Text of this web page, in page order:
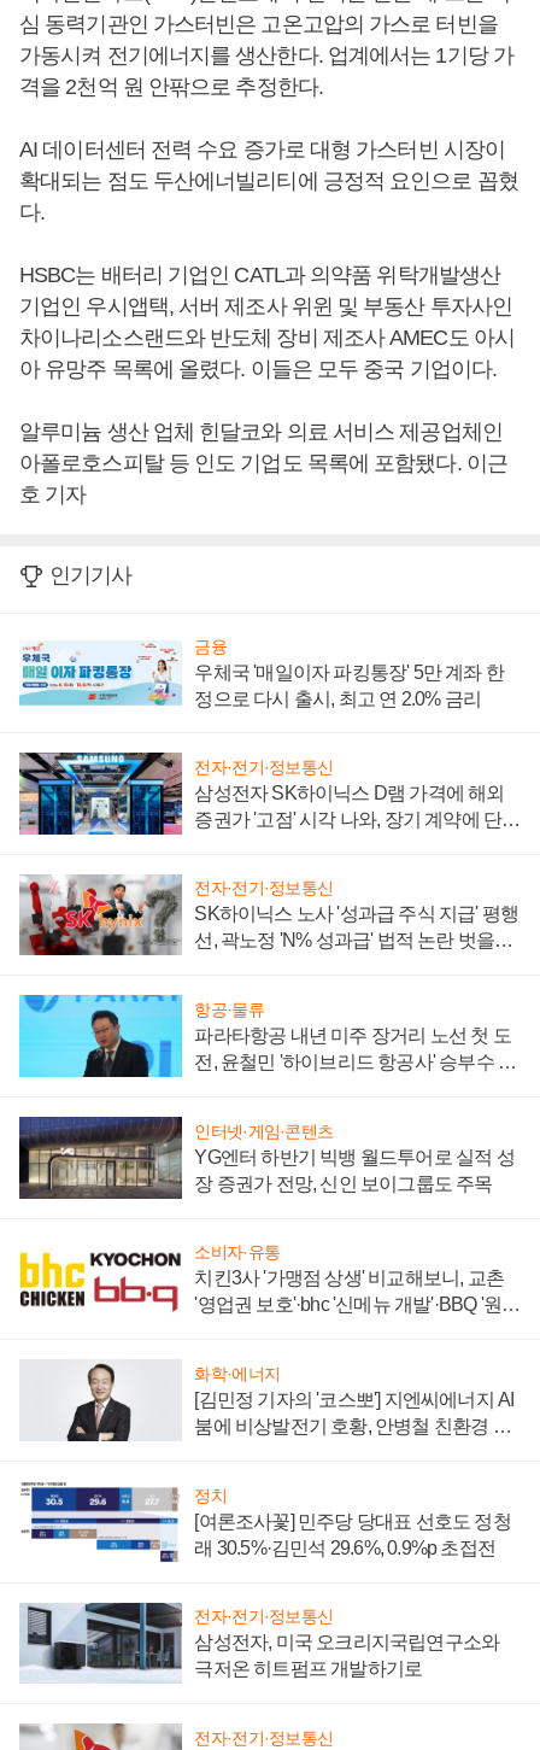
심 동력기관인 가스터빈은 고온고압의 가스로 터빈을
가동시켜 전기에너지를 생산한다. 업계에서는 1기당 가
격을 2천억 원 안팎으로 추정한다.
AI 데이터센터 전력 수요 증가로 대형 가스터빈 시장이
확대되는 점도 두산에너빌리티에 긍정적 요인으로 꼽혔
다.
HSBC는 배터리 기업인 CATL과 의약품 위탁개발생산
기업인 우시앱택, 서버 제조사 위윈 및 부동산 투자사인
차이나리소스랜드와 반도체 장비 제조사 AMEC도 아시
아 유망주 목록에 올렸다. 이들은 모두 중국 기업이다.
알루미늄 생산 업체 힌달코와 의료 서비스 제공업체인
아폴로호스피탈 등 인도 기업도 목록에 포함됐다. 이근
호 기자
인기기사
금융
우체국 '매일이자 파킹통장' 5만 계좌 한
정으로 다시 출시, 최고 연 2.0% 금리
전자·전기·정보통신
삼성전자 SK하이닉스 D램 가격에 해외
증권가 '고점' 시각 나와, 장기 계약에 단점
전자·전기·정보통신
SK하이닉스 노사 '성과급 주식 지급' 평행
선, 곽노정 'N% 성과급' 법적 논란 벗을지
항공·물류
파라타항공 내년 미주 장거리 노선 첫 도
전, 윤철민 '하이브리드 항공사' 승부수 통
인터넷·게임·콘텐츠
YG엔터 하반기 빅뱅 월드투어로 실적 성
장 증권가 전망, 신인 보이그룹도 주목
소비자·유통
치킨3사 '가맹점 상생' 비교해보니, 교촌
'영업권 보호'·bhc '신메뉴 개발'·BBQ '원가
화학·에너지
[김민정 기자의 '코스뽀'] 지엔씨에너지 AI
붐에 비상발전기 호황, 안병철 친환경 에
정치
[여론조사꽃] 민주당 당대표 선호도 정청
래 30.5%·김민석 29.6%, 0.9%p 초접전
전자·전기·정보통신
삼성전자, 미국 오크리지국립연구소와
극저온 히트펌프 개발하기로
전자·전기·정보통신